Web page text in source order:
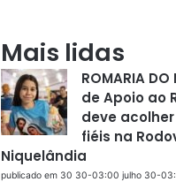
Mais lidas
ROMARIA
de Apoio ao
deve
fiéis na
Niquelândia
publicado em 30 30-03:00 julho 30-